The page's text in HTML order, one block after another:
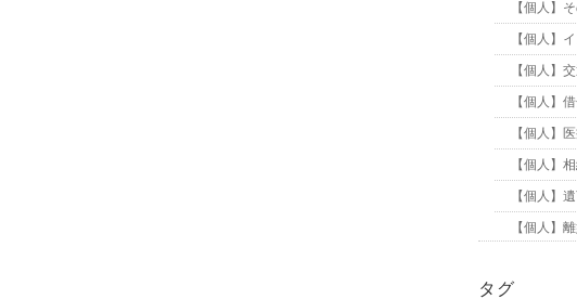
【個人】
【個人】
【個人】
【個人】
【個人】
【個人】
【個人】
【個人】
タグ